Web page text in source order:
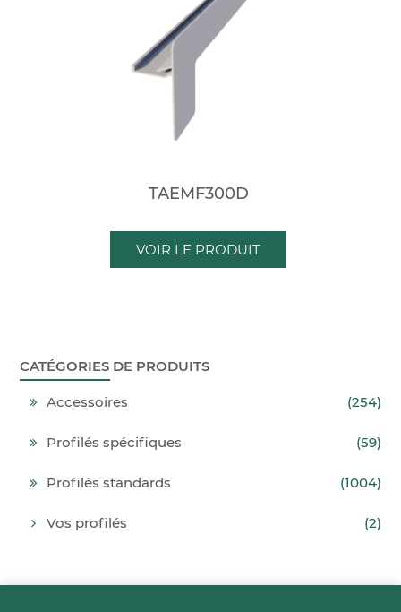
TAEMF300D
VOIR LE PRODUIT
CATÉGORIES DE PRODUITS
Accessoires (254)
Profilés spécifiques (59)
Profilés standards (1004)
Vos profilés (2)